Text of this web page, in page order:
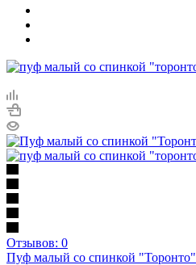
Отзывов: 0
Пуф малый со спинкой "Торонто"